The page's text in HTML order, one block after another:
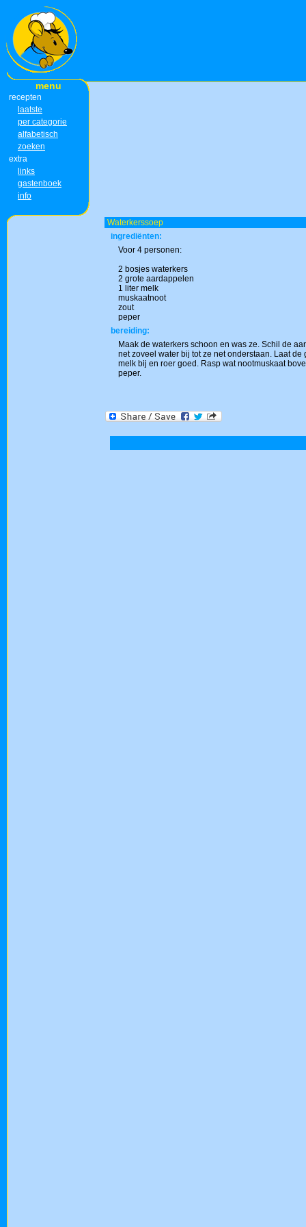
menu
recepten
laatste
per categorie
alfabetisch
zoeken
extra
links
gastenboek
info
Waterkerssoep
ingrediënten:
Voor 4 personen:
2 bosjes waterkers
2 grote aardappelen
1 liter melk
muskaatnoot
zout
peper
bereiding:
Maak de waterkers schoon en was ze. Schil de
net zoveel water bij tot ze net onderstaan. Laat
melk bij en roer goed. Rasp wat nootmuskaat
peper.